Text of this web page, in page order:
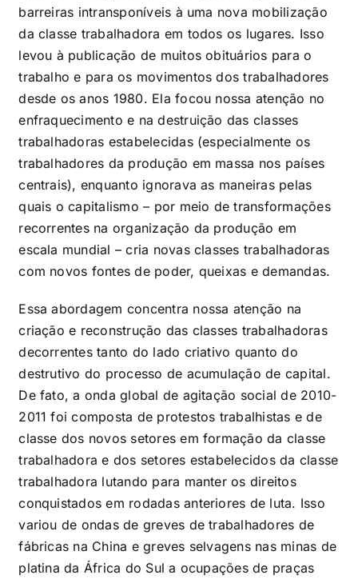
barreiras intransponíveis à uma nova mobilização
da classe trabalhadora em todos os lugares. Isso
levou à publicação de muitos obituários para o
trabalho e para os movimentos dos trabalhadores
desde os anos 1980. Ela focou nossa atenção no
enfraquecimento e na destruição das classes
trabalhadoras estabelecidas (especialmente os
trabalhadores da produção em massa nos países
centrais), enquanto ignorava as maneiras pelas
quais o capitalismo – por meio de transformações
recorrentes na organização da produção em
escala mundial – cria novas classes trabalhadoras
com novos fontes de poder, queixas e demandas.
Essa abordagem concentra nossa atenção na
criação e reconstrução das classes trabalhadoras
decorrentes tanto do lado criativo quanto do
destrutivo do processo de acumulação de capital.
De fato, a onda global de agitação social de 2010-
2011 foi composta de protestos trabalhistas e de
classe dos novos setores em formação da classe
trabalhadora e dos setores estabelecidos da classe
trabalhadora lutando para manter os direitos
conquistados em rodadas anteriores de luta. Isso
variou de ondas de greves de trabalhadores de
fábricas na China e greves selvagens nas minas de
platina da África do Sul a ocupações de praças